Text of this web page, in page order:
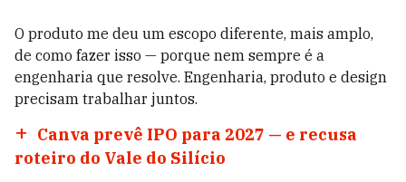
O produto me deu um escopo diferente, mais amplo,
de como fazer isso — porque nem sempre é a
engenharia que resolve. Engenharia, produto e design
precisam trabalhar juntos.
Canva prevê IPO para 2027 — e recusa
roteiro do Vale do Silício